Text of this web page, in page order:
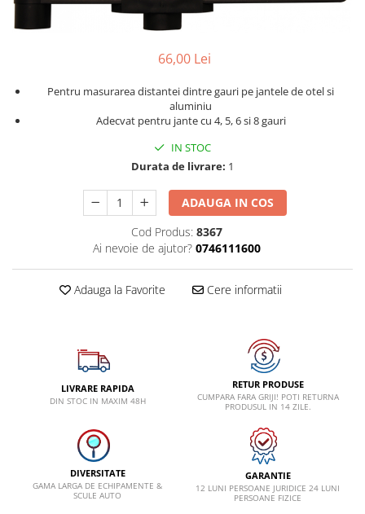
Dispozitive pentru anvelope
Gresoare
Nissan
Opel
Subaru
Dispozitive magnetice, oglinzi,
66,00 Lei
Pentru masurarea distantei dintre gauri pe jantele de otel si
aluminiu
Adecvat pentru jante cu 4, 5, 6 si 8 gauri
IN STOC
Durata de livrare: 1
ADAUGA IN COS
Cod Produs: 8367
Ai nevoie de ajutor? 0746111600
Adauga la Favorite Cere informatii
LIVRARE RAPIDA
DIN STOC IN MAXIM 48H
RETUR PRODUSE
CUMPARA FARA GRIJI! POTI RETURNA
PRODUSUL IN 14 ZILE.
DIVERSITATE
GAMA LARGA DE ECHIPAMENTE &
SCULE AUTO
GARANTIE
12 LUNI PERSOANE JURIDICE 24 LUNI
PERSOANE FIZICE